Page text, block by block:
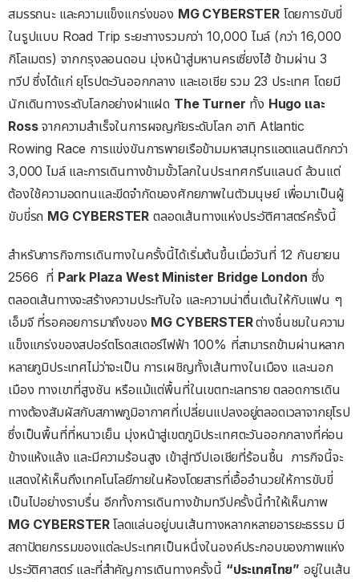
สมรรถนะ และความแข็งแกร่งของ MG CYBERSTERโดยการขับขี่
ในรูปแบบ Road Trip ระยะทางรวมกว่า 10,000 ไมล์ (กว่า 16,000
กิโลเมตร) จากกรุงลอนดอน มุ่งหน้าสู่มหานครเซี่ยงไฮ้ ข้ามผ่าน 3
ทวีป ซึ่งได้แก่ ยุโรปตะวันออกกลาง และเอเชีย รวม 23 ประเทศ โดยมี
นักเดินทางระดับโลกอย่างฝาแฝด The Turner ทั้ง Hugo และ
Rossจากความสำเร็จในการผจญภัยระดับโลก อาทิ Atlantic
Rowing Race การแข่งขันการพายเรือข้ามมหาสมุทรแอตแลนติกกว่า
3,000 ไมล์ และการเดินทางข้ามขั้วโลกในประเทศกรีนแลนด์ ล้วนแต่
ต้องใช้ความอดทนและขีดจำกัดของศักยภาพในตัวมนุษย์ เพื่อมาเป็นผู้
ขับขี่รถ MG CYBERSTER ตลอดเส้นทางแห่งประวัติศาสตร์ครั้งนี้
สำหรับภารกิจการเดินทางในครั้งนี้ได้เริ่มต้นขึ้นเมื่อวันที่ 12 กันยายน
2566 ที่ Park Plaza West Minister Bridge London ซึ่ง
ตลอดเส้นทางจะสร้างความประทับใจ และความน่าตื่นเต้นให้กับแฟน ๆ
เอ็มจี ที่รอคอยการมาถึงของ MG CYBERSTERต่างชื่นชมในความ
แข็งแกร่งของสปอร์ตโรดสเตอร์ไฟฟ้า 100% ที่สามารถข้ามผ่านหลาก
หลายภูมิประเทศไม่ว่าจะเป็น การเผชิญทั้งเส้นทางในเมือง และนอก
เมือง ทางเขาที่สูงชัน หรือแม้แต่พื้นที่ในเขตทะเลทราย ตลอดการเดิน
ทางต้องสัมผัสกับสภาพภูมิอากาศที่เปลี่ยนแปลงอยู่ตลอดเวลาจากยุโรป
ซึ่งเป็นพื้นที่ที่หนาวเย็น มุ่งหน้าสู่เขตภูมิประเทศตะวันออกกลางที่ค่อน
ข้างแห้งแล้ง และมีความร้อนสูง เข้าสู่ทวีปเอเชียที่ร้อนชื้น ภารกิจนี้จะ
แสดงให้เห็นถึงเทคโนโลยีภายในห้องโดยสารที่เอื้ออำนวยให้การขับขี่
เป็นไปอย่างราบรื่น อีกทั้งการเดินทางข้ามทวีปครั้งนี้ทำให้เห็นภาพ
MG CYBERSTER โลดแล่นอยู่บนเส้นทางหลากหลายอารยะธรรม มี
สถาปัตยกรรมของแต่ละประเทศเป็นหนึ่งในองค์ประกอบของภาพแห่ง
ประวัติศาสตร์ และที่สำคัญการเดินทางครั้งนี้ “ประเทศไทย” อยู่ในเส้น